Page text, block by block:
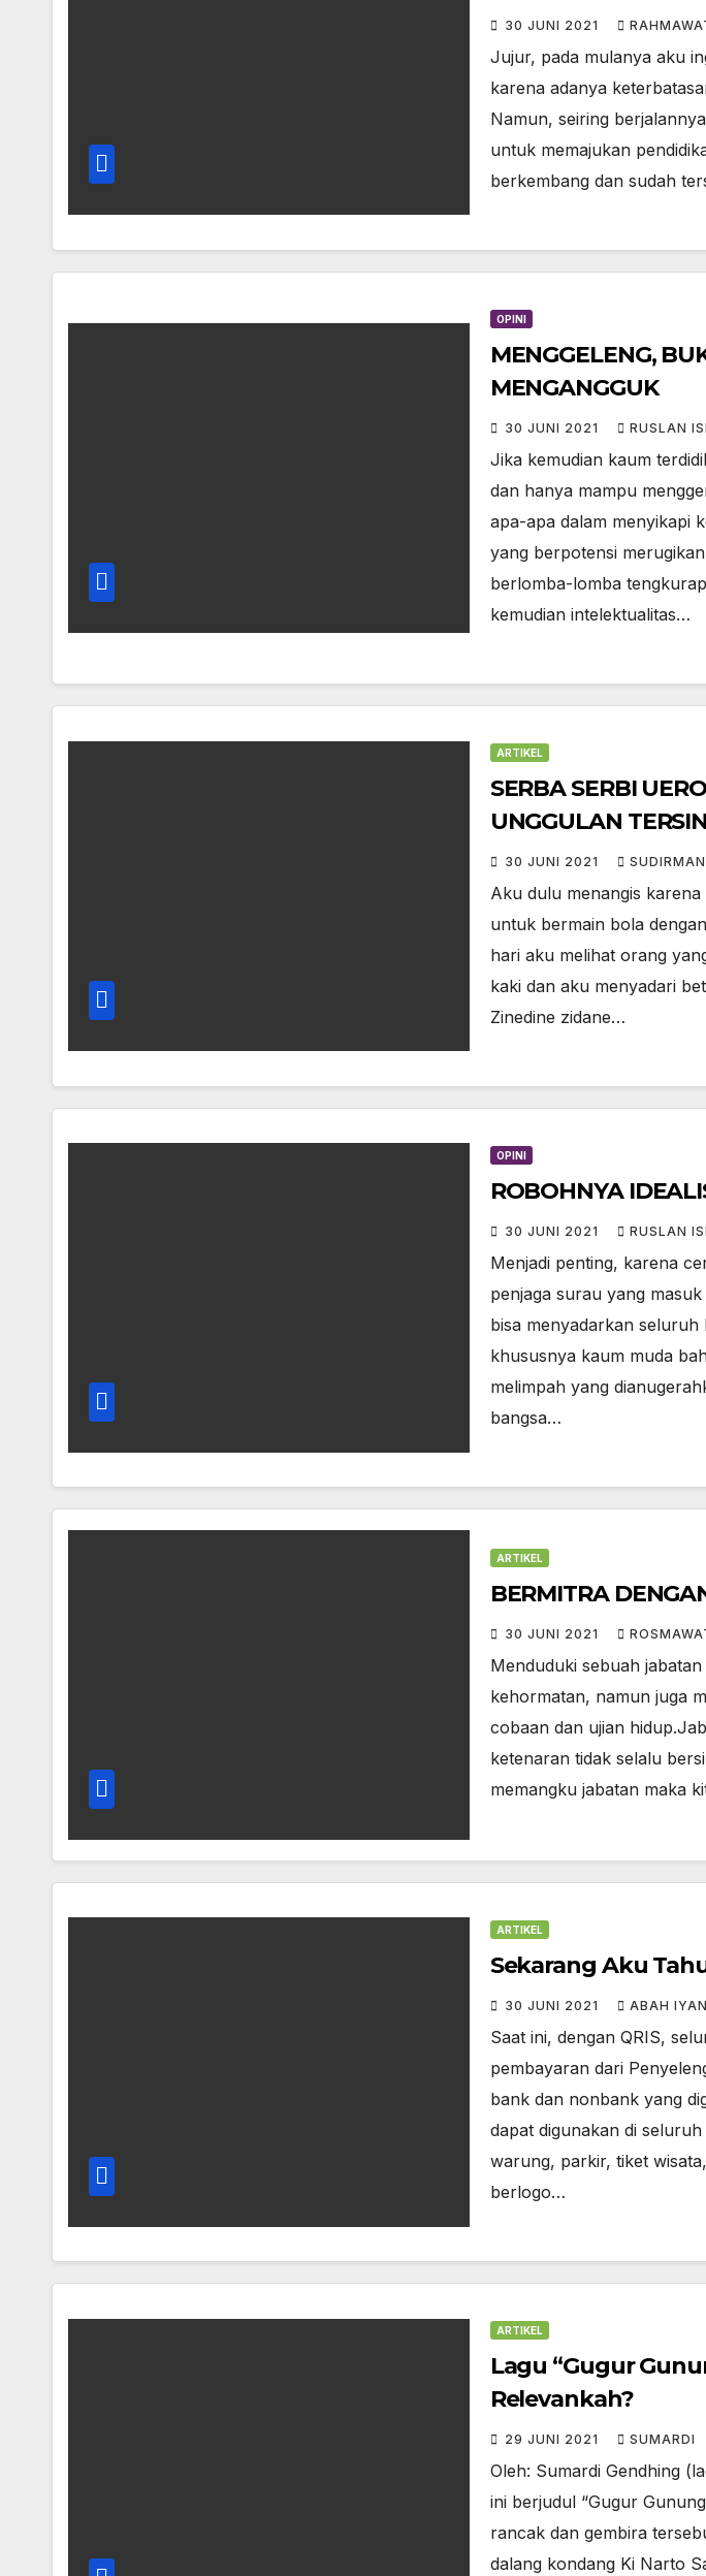
30 JUNI 2021
Jujur, pada mulanya aku
karena adanya
Namun, seiring
untuk memajukan
berkembang dan sudah
OPINI
MENGGELENG,
MENGANGGUK
30 JUNI 2021 RUSLAN
Jika kemudian kaum
dan hanya mampu
apa-apa dalam menyikapi
yang berpotensi
berlomba-lomba
kemudian intelektualitas…
ARTIKEL
SERBA SERBI
UNGGULAN
30 JUNI 2021
Aku dulu menangis
untuk bermain bola
hari aku melihat orang
kaki dan aku menyadari
Zinedine zidane…
OPINI
ROBOHNYA
30 JUNI 2021 RUSLAN
Menjadi penting, karena
penjaga surau yang
bisa menyadarkan
khususnya kaum muda
melimpah yang
bangsa…
ARTIKEL
BERMITRA
30 JUNI 2021
Menduduki sebuah
kehormatan, namun juga
cobaan dan ujian
ketenaran tidak selalu
memangku jabatan maka
ARTIKEL
Sekarang Aku
30 JUNI 2021 ABAH IYAN
Saat ini, dengan QRIS,
pembayaran dari
bank dan nonbank yang
dapat digunakan di
warung, parkir, tiket
berlogo…
ARTIKEL
Lagu “Gugur
Relevankah?
29 JUNI 2021 SUMARDI
Oleh: Sumardi Gendhing
ini berjudul “Gugur
rancak dan gembira
dalang kondang Ki Narto